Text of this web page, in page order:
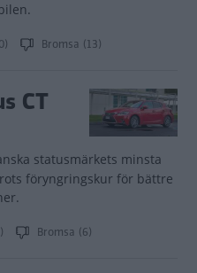
Bromsa (13)
CT
statusmärkets minsta
föryngringskur för bättre
Bromsa (6)